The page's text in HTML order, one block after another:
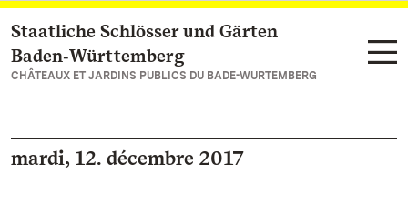
Vers la page d’accueil
Staatliche Schlösser und Gärten
Baden‑Württemberg
CHÂTEAUX ET JARDINS PUBLICS DU BADE-WURTEMBERG
mardi, 12. décembre 2017